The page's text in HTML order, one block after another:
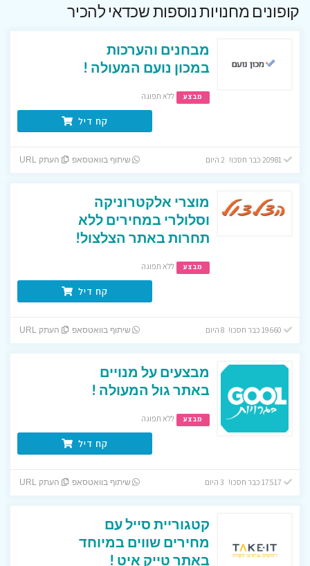
קופונים מחנויות נוספות שכדאי להכיר
מבחנים והערכות
במכון נועם המעולה !
מבצע ללא תפוגה
קח דיל
שיתוף בוואטסאפ העתק URL
מוצרי אלקטרוניקה
וסלולרי במחירים ללא
תחרות באתר הצלצול!
מבצע ללא תפוגה
קח דיל
שיתוף בוואטסאפ העתק URL
מבצעים על מנויים
באתר גול המעולה !
מבצע ללא תפוגה
קח דיל
שיתוף בוואטסאפ העתק URL
קטגוריית סייל עם
מחירים שווים במיוחד
באתר טייק איט !